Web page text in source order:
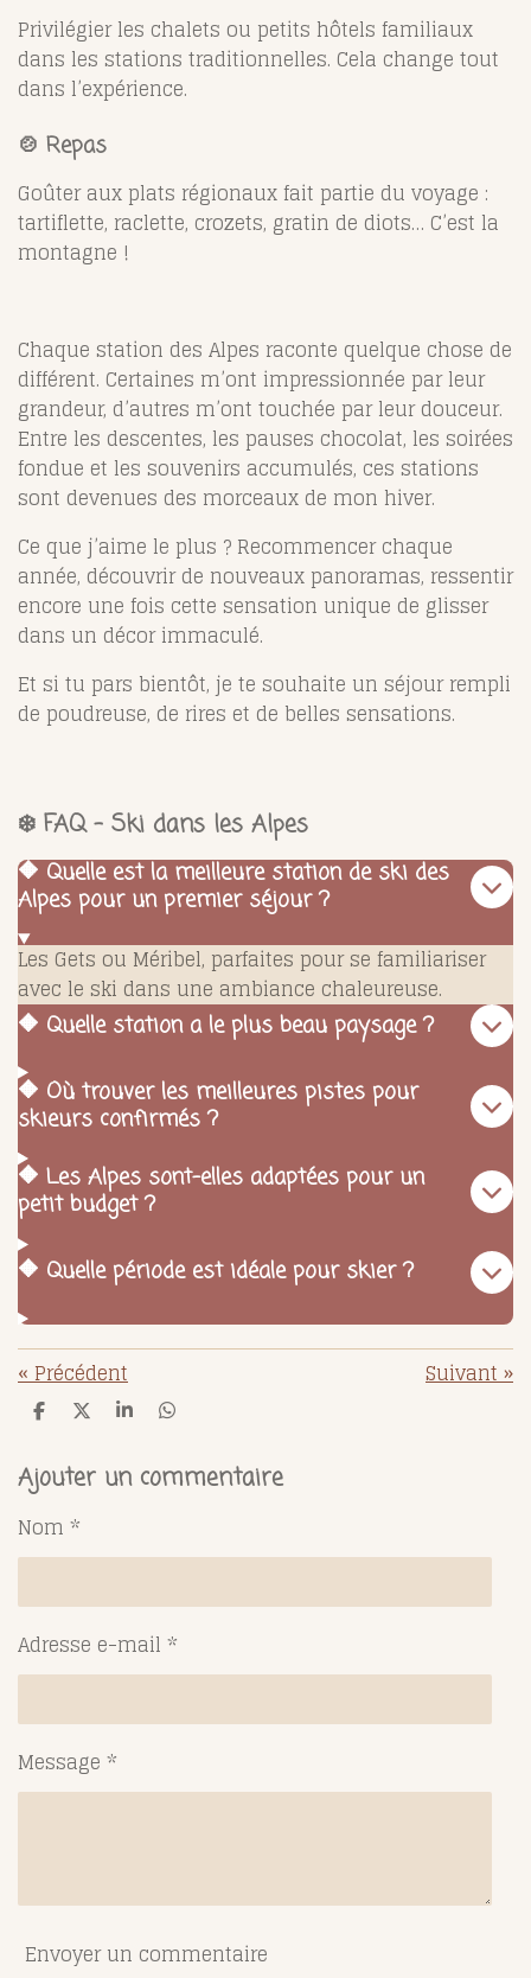
Privilégier les chalets ou petits hôtels familiaux
dans les stations traditionnelles. Cela change tout
dans l’expérience.
🍲 Repas
Goûter aux plats régionaux fait partie du voyage :
tartiflette, raclette, crozets, gratin de diots… C’est la
montagne !
Chaque station des Alpes raconte quelque chose de
différent. Certaines m’ont impressionnée par leur
grandeur, d’autres m’ont touchée par leur douceur.
Entre les descentes, les pauses chocolat, les soirées
fondue et les souvenirs accumulés, ces stations
sont devenues des morceaux de mon hiver.
Ce que j’aime le plus ? Recommencer chaque
année, découvrir de nouveaux panoramas, ressentir
encore une fois cette sensation unique de glisser
dans un décor immaculé.
Et si tu pars bientôt, je te souhaite un séjour rempli
de poudreuse, de rires et de belles sensations.
❄️ FAQ – Ski dans les Alpes
🔶 Quelle est la meilleure station de ski des
Alpes pour un premier séjour ?
Les Gets ou Méribel, parfaites pour se familiariser
avec le ski dans une ambiance chaleureuse.
🔶 Quelle station a le plus beau paysage ?
🔶 Où trouver les meilleures pistes pour
skieurs confirmés ?
🔶 Les Alpes sont-elles adaptées pour un
petit budget ?
🔶 Quelle période est idéale pour skier ?
«Précédent Suivant»
P
t
a
e
r
P
t
a
r
P
t
a
r
P
t
a
r
Ajouter un commentaire
Nom *
Adresse e-mail *
Message *
Envoyer un commentaire